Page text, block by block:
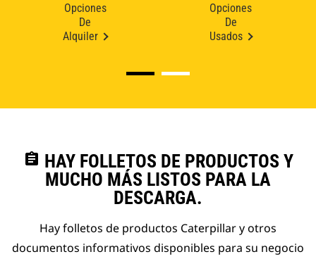
Opciones
De
Alquiler
Opciones
De
Usados
assignment HAY FOLLETOS DE PRODUCTOS Y
MUCHO MÁS LISTOS PARA LA
DESCARGA.
Hay folletos de productos Caterpillar y otros
documentos informativos disponibles para su negocio